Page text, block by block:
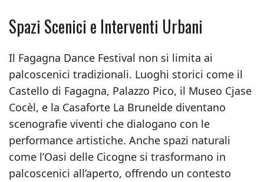
Spazi Scenici e Interventi Urbani
Il Fagagna Dance Festival non si limita ai
palcoscenici tradizionali. Luoghi storici come il
Castello di Fagagna, Palazzo Pico, il Museo Cjase
Cocèl, e la Casaforte La Brunelde diventano
scenografie viventi che dialogano con le
performance artistiche. Anche spazi naturali
come l’Oasi delle Cicogne si trasformano in
palcoscenici all’aperto, offrendo un contesto